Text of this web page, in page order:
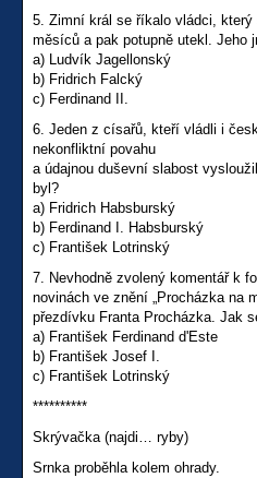
5. Zimní král se říkalo vládci, který
měsíců a pak potupně utekl. Jeho
a) Ludvík Jagellonský
b) Fridrich Falcký
c) Ferdinand II.
6. Jeden z císařů, kteří vládli i
nekonfliktní povahu
a údajnou duševní slabost
byl?
a) Fridrich Habsburský
b) Ferdinand I. Habsburský
c) František Lotrinský
7. Nevhodně zvolený komentář k
novinách ve znění „Procházka na
přezdívku Franta Procházka. Jak
a) František Ferdinand d'Este
b) František Josef I.
c) František Lotrinský
**********
Skrývačka (najdi… ryby)
Srnka proběhla kolem ohrady.